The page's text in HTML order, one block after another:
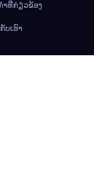
ຳທີ່ກ່ຽວຂ້ອງ
ບເຮົາ